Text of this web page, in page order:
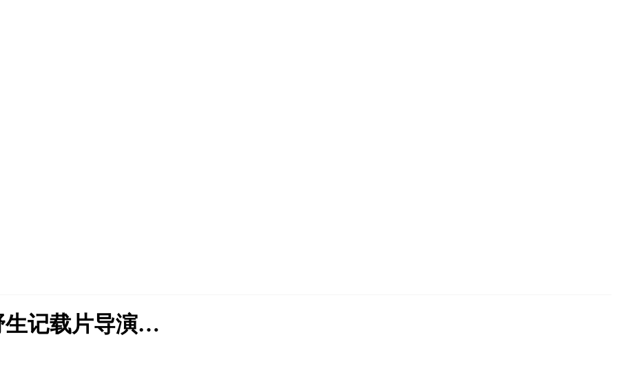
生记载片导演…